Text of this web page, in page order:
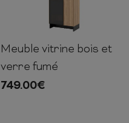
196cm 73cm 40cm
Meuble vitrine bois et
verre fumé
749.00€